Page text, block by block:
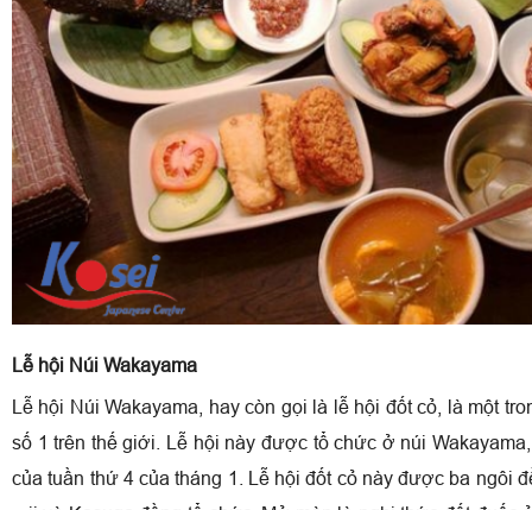
Lễ hội Núi Wakayama
Lễ hội Núi Wakayama, hay còn gọi là lễ hội đốt cỏ, là một
số 1 trên thế giới. Lễ hội này được tổ chức ở núi
của tuần thứ 4 của tháng 1. Lễ hội đốt cỏ này được ba ngôi